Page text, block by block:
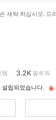
세탁 하십시오. 드
3.2K
템 3.2K 팔로워
3.2K
설립되었습니다.